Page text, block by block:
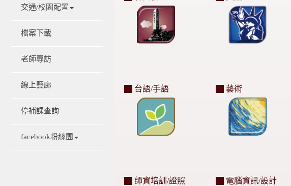
交通/校園配置
檔案下載
老師專訪
線上藝廊
停補課查詢
facebook粉絲團
台語/手語 藝術
師資培訓/證照 電腦資訊/設計